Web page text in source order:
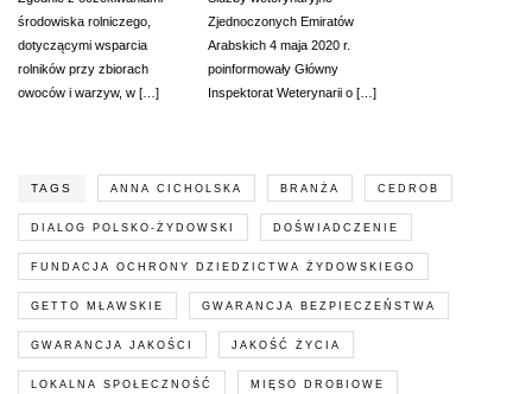
środowiska rolniczego,
dotyczącymi wsparcia
rolników przy zbiorach
owoców i warzyw, w […]
Zjednoczonych Emiratów
Arabskich 4 maja 2020 r.
poinformowały Główny
Inspektorat Weterynarii o […]
TAGS ANNA CICHOLSKA BRANŻA CEDROB
DIALOG POLSKO-ŻYDOWSKI DOŚWIADCZENIE
FUNDACJA OCHRONY DZIEDZICTWA ŻYDOWSKIEGO
GETTO MŁAWSKIE GWARANCJA BEZPIECZEŃSTWA
GWARANCJA JAKOŚCI JAKOŚĆ ŻYCIA
LOKALNA SPOŁECZNOŚĆ MIĘSO DROBIOWE